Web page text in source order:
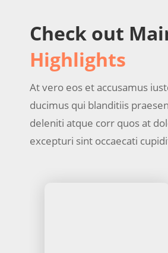
Check out
Highlights
At vero eos et accusamus
ducimus qui blanditiis
deleniti atque corr quos at
excepturi sint occaecati